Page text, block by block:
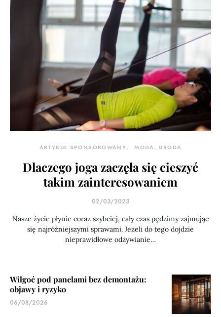
ARTYKUŁ SPONSOROWANY MODA, URODA
Dlaczego joga zaczęła się cieszyć
takim zainteresowaniem
02/03/2023
Nasze życie płynie coraz szybciej, cały czas pędzimy zajmując
się najróżniejszymi sprawami. Jeżeli do tego dojdzie
nieprawidłowe odżywianie…
Wilgoć pod panelami bez demontażu:
objawy i ryzyko
06/08/2026